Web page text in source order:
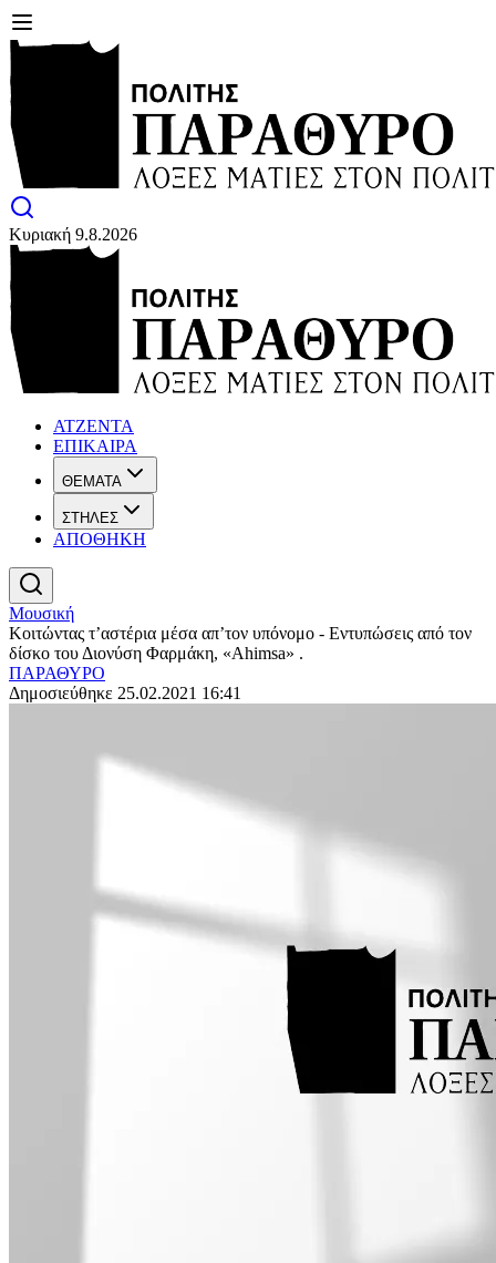
Κυριακή 9.8.2026
ΑΤΖΕΝΤΑ
ΕΠΙΚΑΙΡΑ
ΘΕΜΑΤΑ
ΣΤΗΛΕΣ
ΑΠΟΘΗΚΗ
Μουσική
Κοιτώντας τ’αστέρια μέσα απ’τον υπόνομο - Eντυπώσεις από τον
δίσκο του Διονύση Φαρμάκη, «Ahimsa» .
ΠΑΡΑΘΥΡΟ
Δημοσιεύθηκε 25.02.2021 16:41